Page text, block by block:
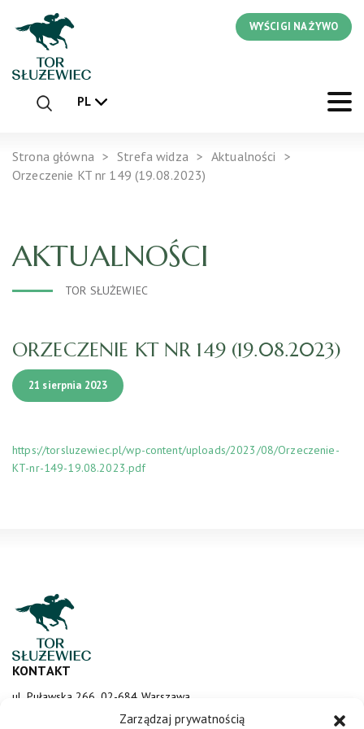
Zarządzaj prywatnością
WYŚCIGI NA ŻYWO
PL
Strona główna Strefa widza
Aktualności
Orzeczenie KT nr 149 (19.08.2023)
AKTUALNOŚCI
TOR SŁUŻEWIEC
ORZECZENIE KT NR 149 (19.08.2023)
21 sierpnia 2023
https://torsluzewiec.pl/wp-content/uploads/2023/08/Orzeczenie-
KT-nr-149-19.08.2023.pdf
KONTAKT
ul. Puławska 266, 02-684 Warszawa
sluzewiec@totalizator.pl